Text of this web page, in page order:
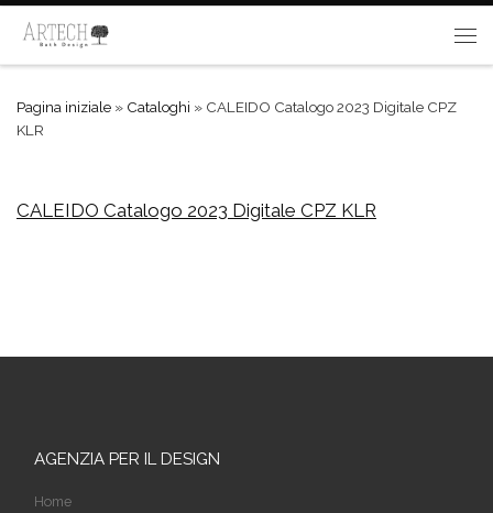
Passa al contenuto
Pagina iniziale » Cataloghi » CALEIDO Catalogo 2023 Digitale CPZ
KLR
CALEIDO Catalogo 2023 Digitale CPZ KLR
AGENZIA PER IL DESIGN
Home